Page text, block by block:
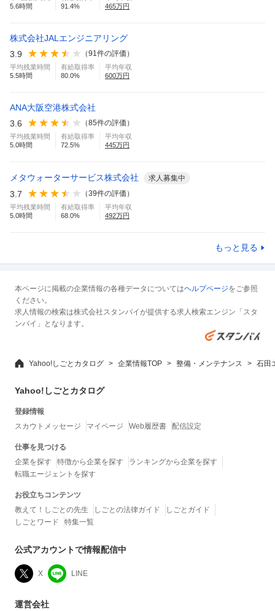
5.6時間
91.4%
465万円
株式会社JALエンジニアリング
3.9
（91件の評価）
平均残業時間
5.5時間
有給取得率
80.0%
平均年収
600万円
ANA大阪空港株式会社
3.6
（85件の評価）
平均残業時間
5.0時間
有給取得率
72.5%
平均年収
445万円
メタウォーターサービス株式会社 求人募集中
3.7 （39件の評価）
平均残業時間
5.0時間
有給取得率
68.0%
平均年収
492万円
もっと見る
本ページに掲載の企業情報の各種データについてはヘルプページをご参照
ください。
求人情報の検索は株式会社スタンバイが提供する求人検索エンジン「スタ
ンバイ」となります。
Yahoo!しごとカタログ 企業情報TOP 整備・メンテナンス 石田
Yahoo!しごとカタログ
登録情報
スカウトメッセージ
マイページ Web履歴書 配信設定
仕事を見つける
企業を探す
特徴から企業を探す
ランキングから企業を探す
転職エージェントを探す
お役立ちコンテンツ
教えて！しごとの先生
しごとの法律ガイド
しごとガイド
しごとワード
特集一覧
公式アカウントで情報配信中
X LINE
運営会社